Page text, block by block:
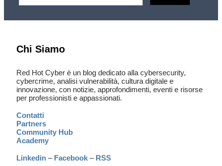
Chi Siamo
Red Hot Cyber è un blog dedicato alla cybersecurity,
cybercrime, analisi vulnerabilità, cultura digitale e
innovazione, con notizie, approfondimenti, eventi e risorse
per professionisti e appassionati.
Contatti
Partners
Community Hub
Academy
Linkedin – Facebook – RSS